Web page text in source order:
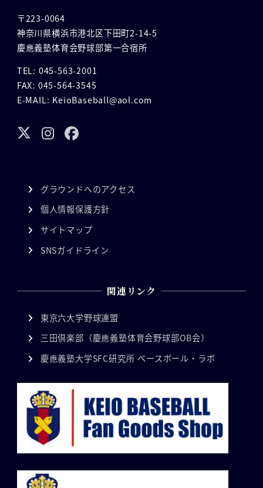
〒223-0064
神奈川県横浜市港北区下田町2-14-5
慶應義塾体育会野球部第一合宿所
TEL: 045-563-2001
FAX: 045-564-3545
E-MAIL: KeioBaseball@aol.com
グラウンドへのアクセス
個人情報保護方針
サイトマップ
SNSガイドライン
関連リンク
東京六大学野球連盟
三田倶楽部（慶應義塾体育会野球部OB会）
慶應義塾大学SFC研究所 ベースボール・ラボ